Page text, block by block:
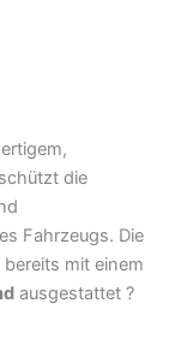
die
Fahrzeugs. Die
mit einem
ausgestattet ?